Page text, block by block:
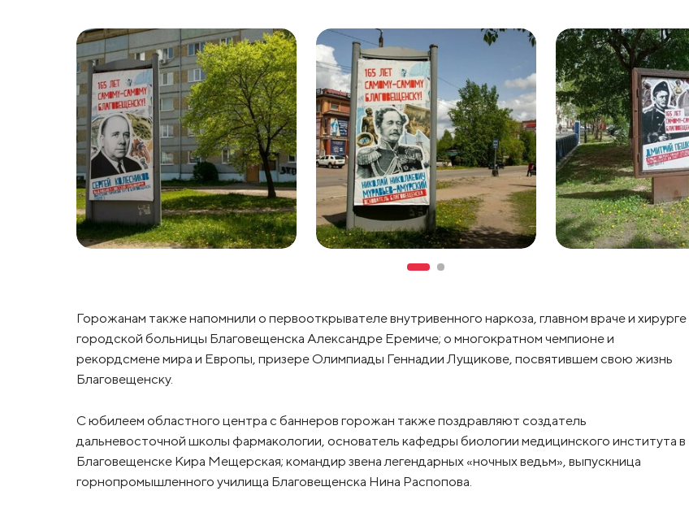
Горожанам также напомнили о первооткрывателе внутривенного наркоза, главном враче и хирурге
городской больницы Благовещенска Александре Еремиче; о многократном чемпионе и
рекордсмене мира и Европы, призере Олимпиады Геннадии Лущикове, посвятившем свою жизнь
Благовещенску.
С юбилеем областного центра с баннеров горожан также поздравляют создатель
дальневосточной школы фармакологии, основатель кафедры биологии медицинского института в
Благовещенске Кира Мещерская; командир звена легендарных «ночных ведьм», выпускница
горнопромышленного училища Благовещенска Нина Распопова.